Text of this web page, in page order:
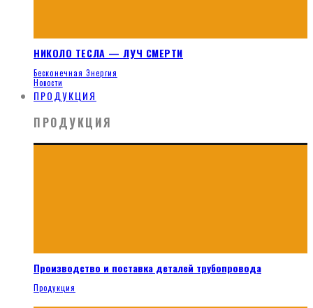
НИКОЛО ТЕСЛА — ЛУЧ СМЕРТИ
Бесконечная Энергия
Новости
ПРОДУКЦИЯ
ПРОДУКЦИЯ
Производство и поставка деталей трубопровода
Продукция